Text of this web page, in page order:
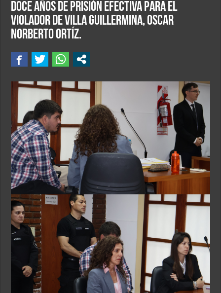
Doce años de prisión efectiva para el
violador de Villa Guillermina, Oscar
Norberto Ortíz.